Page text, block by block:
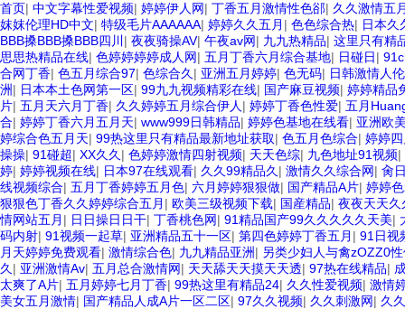
首页| 中文字幕性爱视频| 婷婷伊人网| 丁香五月激情性色郤| 久久激情五
妺妺伦理HD中文| 特级毛片AAAAAA| 婷婷久久五月 | 色色综合热| 日本久
BBB搡BBB搡BBB四川 | 夜夜骑操AV| 午夜av网| 九九热精品| 这里只有精
思思热精品在线| 色婷婷婷婷成人网| 五月丁香六月综合基地| 日碰日|
合网丁香| 色五月综合97| 色综合久 | 亚洲五月婷婷| 色无码| 日韩激情人
洲| 日本本土色网第一区| 99九九视频精彩在线| 国产麻豆视频| 婷婷精品
片| 五月天六月丁香| 久久婷婷五月综合伊人 | 婷婷丁香色性爱| 五月
合| 婷婷丁香六月五月天| www999日韩精品| 婷婷色基地在线看| 亚洲欧
婷综合色五月天| 99热这里只有精品最新地址获取| 色五月色综合| 婷婷
操操| 91碰超| XX久久 | 色婷婷激情四射视频| 天天色综| 九色地址91视频|
婷| 婷婷视频在线| 日本97在线观看| 久久99精品久 | 激情久久综合网| 肏
线视频综合| 五月丁香婷婷五月色| 六月婷婷狠狠做| 国产精品A片| 婷婷
狠狠色丁香久久婷婷综合五月 | 欧美三级视频下载| 国産精品| 夜夜天天久
情网站五月 | 日日操日日干| 丁香桃色网| 91精品国产99久久久久久天美|
码内射| 91视频一起草| 亚洲精品五十一区| 第四色婷婷丁香五月 | 91日视
月天婷婷免费观看| 激情综合色| 九九精品亚洲| 另类少妇人与禽zOZZ0
久 | 亚洲激情Av| 五月总合激情网| 天天舔天天摸天天透| 97热在线精品|
太爽了A片| 五月婷婷七月丁香| 99热这里有精品24| 久久性爱视频| 激情
美女五月激情| 国产精品人成A片一区二区| 97久久视频| 久久刺激网| 久